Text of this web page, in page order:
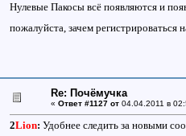
Нулевые Пакосы всё появляются и
пожалуйста, зачем
Re: Почёмучка
« Ответ #1127 от04.04.2011 в
2Lion: Удобнее следить за новыми